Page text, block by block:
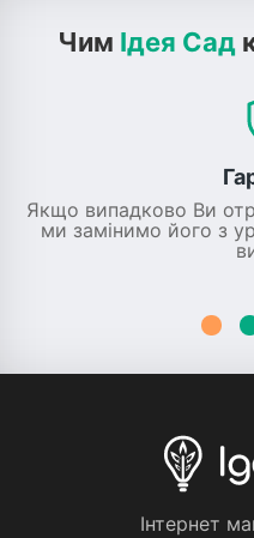
Чим Ідея Сад
Якщо випадково Ви
ми замінимо його з
Iнтернет